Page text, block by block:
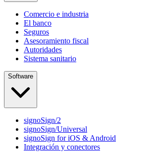
Comercio e industria
El banco
Seguros
Asesoramiento fiscal
Autoridades
Sistema sanitario
Software
signoSign/2
signoSign/Universal
signoSign for iOS & Android
Integración y conectores